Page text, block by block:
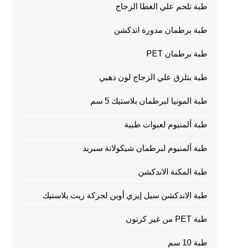
طبة تلحم علي الغطا الزجاج
طبة برطمان مدورة اندكشن
طبة برطمان PET
طبة بتلزق علي الزجاج لون ذهبي
طبة المونيا لبرطمان بلاستيك 5 سم
طبة ألمنيوم لعبوات طبية
طبة ألمنيوم لبرطمان شيكولاتة سبريد
طبة المكنة الاندكشن
طبة الاندكشن سيل إيزي أوبن لجركة زيت بلاستيك
طبة PET من غير كرتون
طبة 10 سم